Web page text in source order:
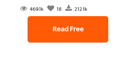
469.1k 18 212.1k
Read Free